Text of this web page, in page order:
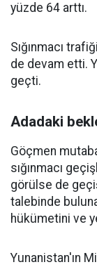
yüzde 64 arttı.
Sığınmacı
de devam etti.
geçti.
Adadaki
Göçmen
sığınmacı
görülse de
talebinde
hükümetini ve
Yunanistan'ın